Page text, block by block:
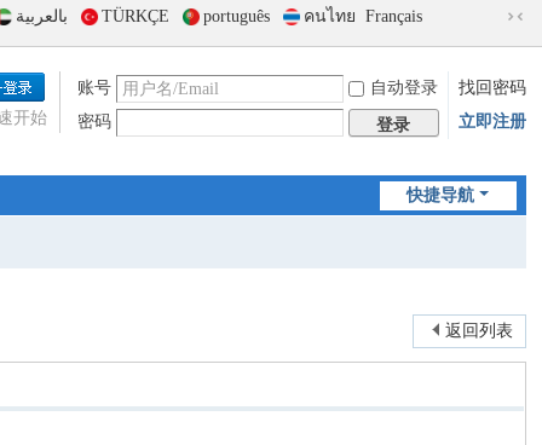
بالعربية TÜRKÇE português คนไทย Français
到
版
账号 自动登录
找回密码
密码
登录 立即注册
开始
快捷导航
返回列表